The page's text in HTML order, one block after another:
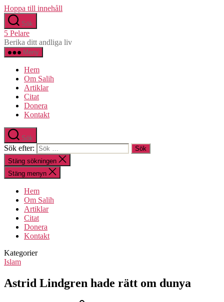
Hoppa till innehåll
Sök
5 Pelare
Berika ditt andliga liv
Meny
Hem
Om Salih
Artiklar
Citat
Donera
Kontakt
Sök
Sök efter:
Stäng sökningen
Stäng menyn
Hem
Om Salih
Artiklar
Citat
Donera
Kontakt
Kategorier
Islam
Astrid Lindgren hade rätt om dunya